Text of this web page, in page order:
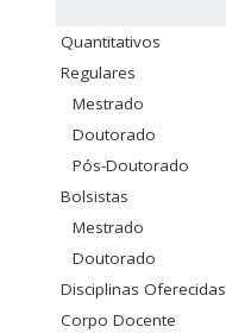
Quantitativos
Regulares
Mestrado
Doutorado
Pós-Doutorado
Bolsistas
Mestrado
Doutorado
Disciplinas Oferecidas
Corpo Docente